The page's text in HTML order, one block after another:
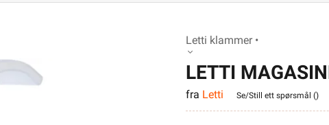
Letti klammer •
LETTI
PR3X1,5
fra Letti Se/Still ett spørsmål ()